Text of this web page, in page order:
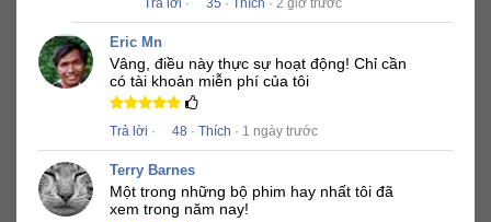
Trả lời · 35 · Thích · 2 giờ trước
Eric Mn
Vâng, điều này thực sự hoạt động! Chỉ cần
có tài khoản miễn phí của tôi
Trả lời · 48 · Thích · 1 ngày trước
Terry Barnes
Một trong những bộ phim hay nhất tôi đã
xem trong năm nay!